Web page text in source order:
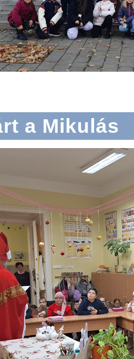
a Mikulás